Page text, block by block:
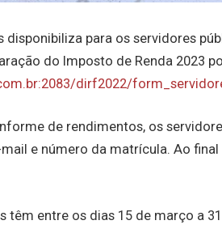
disponibiliza para os servidores
do Imposto de Renda 2023
dirf2022/
de rendimentos, os
mail e número da matrícula. Ao
têm entre os dias 15 de março a